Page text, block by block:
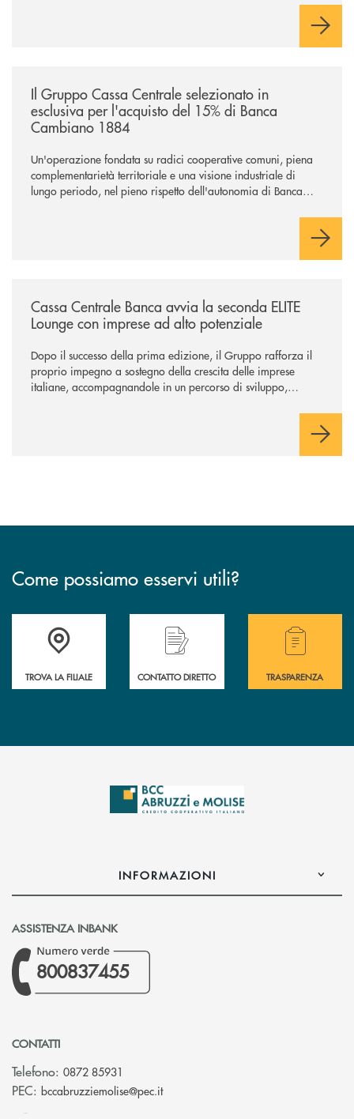
negoziazione esclusiva per la finalizzazione dell’operazione.
Il Gruppo Cassa Centrale selezionato in
esclusiva per l'acquisto del 15% di Banca
Cambiano 1884
Un'operazione fondata su radici cooperative comuni, piena
complementarietà territoriale e una visione industriale di
lungo periodo, nel pieno rispetto dell'autonomia di Banca
negoziazione esclusiva per la finalizzazione dell’operazione.
Cassa Centrale Banca avvia la seconda ELITE
Lounge con imprese ad alto potenziale
Dopo il successo della prima edizione, il Gruppo rafforza il
proprio impegno a sostegno della crescita delle imprese
italiane, accompagnandole in un percorso di sviluppo,
Come possiamo esservi utili?
Accedi all' elenco completo delle filiali .
TROVA LA FILIALE CONTATTO DIRETTO
Hai bisogno di
TRASPARENZA
INFORMAZIONI
ASSISTENZA INBANK
800837455
CONTATTI
Telefono: 0872 85931
PEC: bccabruzziemolise@pec.it(si apre l’app di posta elettronica)